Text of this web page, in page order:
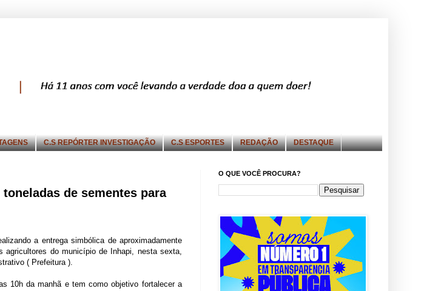
C.S REPÓRTER INVESTIGAÇÃO C.S ESPORTES REDAÇÃO DESTAQUE
de sementes para
a entrega simbólica de aproximadamente
agricultores do município de Inhapi, nesta sexta,
( Prefeitura ).
10h da manhã e tem como objetivo fortalecer a
O QUE VOCÊ PROCURA?